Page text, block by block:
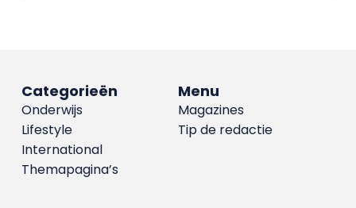
Menu
Magazines
Tip de redactie
Categorieën
Onderwijs
Lifestyle
International
Themapagina’s